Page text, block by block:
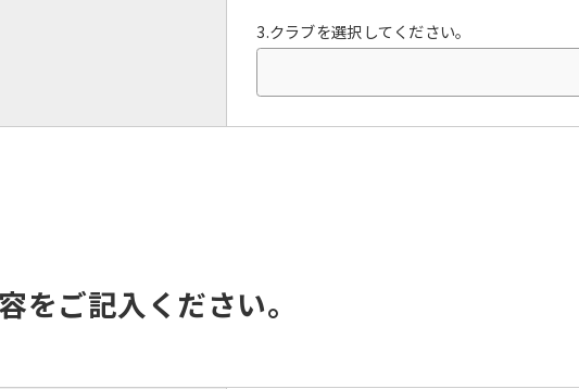
3.クラブを選択してください。
をご記入ください。
automatic translation) to return to
the top page.
translation service, the Japanese